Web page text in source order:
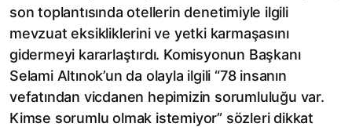
son toplantısında otellerin denetimiyle ilgili
mevzuat eksikliklerini ve yetki karmaşasını
gidermeyi kararlaştırdı. Komisyonun Başkanı
Selami Altınok’un da olayla ilgili “78 insanın
vefatından vicdanen hepimizin sorumluluğu var.
Kimse sorumlu olmak istemiyor” sözleri dikkat